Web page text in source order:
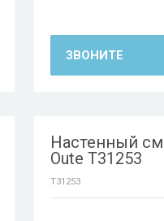
ЗВОНИТЕ
Настенный
Oute T31253
T31253